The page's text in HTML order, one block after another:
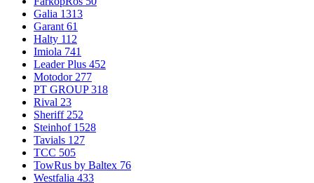
Galia 1313
Garant 61
Halty 112
Imiola 741
Leader Plus 452
Motodor 277
PT GROUP 318
Rival 23
Sheriff 252
Steinhof 1528
Tavials 127
TCC 505
TowRus by Baltex 76
Westfalia 433